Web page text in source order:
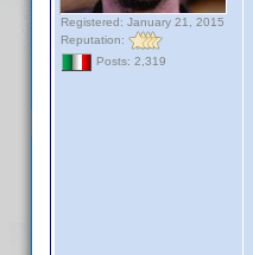
Registered: January 21, 2015
Reputation:
Posts: 2,319